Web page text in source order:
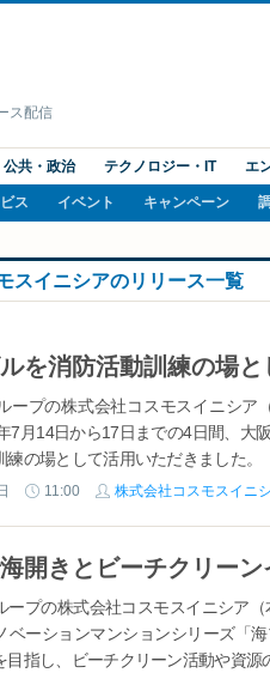
ス配信
公共・政治 テクノロジー・IT エ
ス イベント キャンペーン
スイニシアのリリース一覧
ープの株式会社コスモスイニシア
7月14日から17日までの4日間、大
練の場として活用いただきました
11:00 株式会社コスモスイニ
プの株式会社コスモスイニシア
ベーションマンションシリーズ「
指し、ビーチクリーン活動や資源